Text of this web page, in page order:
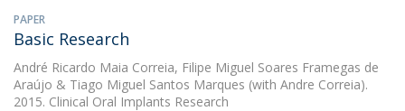
PAPER
Basic Research
André Ricardo Maia Correia, Filipe Miguel Soares Framegas de
Araújo & Tiago Miguel Santos Marques (with Andre Correia).
2015. Clinical Oral Implants Research